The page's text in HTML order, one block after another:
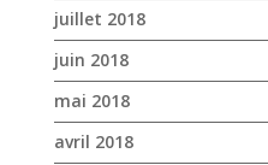
février 2018
janvier 2018
décembre 2017
novembre 2017